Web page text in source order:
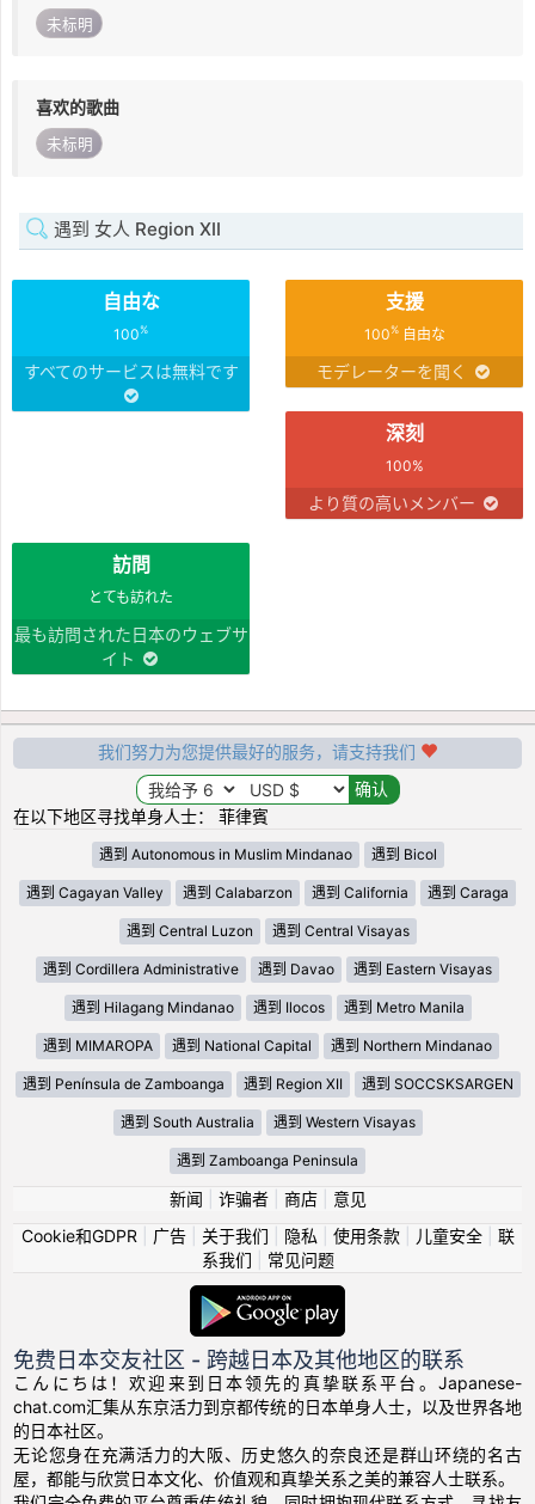
未标明
喜欢的歌曲
未标明
遇到 女人 Region XII
自由な
100%
すべてのサービスは無料です
支援
100%自由な
モデレーターを聞く
深刻
100%
より質の高いメンバー
訪問
とても訪れた
最も訪問された日本のウェブサ
イト
我们努力为您提供最好的服务，请支持我们
在以下地区寻找单身人士： 菲律賓
遇到 Autonomous in Muslim Mindanao 遇到 Bicol
遇到 Cagayan Valley 遇到 Calabarzon 遇到 California 遇到 Caraga
遇到 Central Luzon 遇到 Central Visayas
遇到 Cordillera Administrative 遇到 Davao 遇到 Eastern Visayas
遇到 Hilagang Mindanao 遇到 Ilocos 遇到 Metro Manila
遇到 MIMAROPA 遇到 National Capital 遇到 Northern Mindanao
遇到 Península de Zamboanga 遇到 Region XII 遇到 SOCCSKSARGEN
遇到 South Australia 遇到 Western Visayas
遇到 Zamboanga Peninsula
新闻 诈骗者| 商店| 意见
Cookie和GDPR
广告| 关于我们 隐私 使用条款| 儿童安全| 联
系我们
常见问题
免费日本交友社区 - 跨越日本及其他地区的联系
こんにちは！欢迎来到日本领先的真挚联系平台。Japanese-
chat.com汇集从东京活力到京都传统的日本单身人士，以及世界各地
的日本社区。
无论您身在充满活力的大阪、历史悠久的奈良还是群山环绕的名古
屋，都能与欣赏日本文化、价值观和真挚关系之美的兼容人士联系。